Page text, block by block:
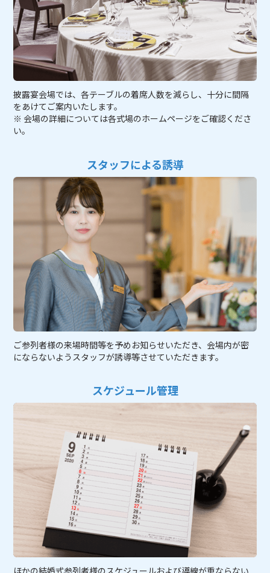
披露宴会場では、各テーブルの着席人数を減らし、十分に間隔
をあけてご案内いたします。
※ 会場の詳細については各式場のホームページをご確認くださ
い。
スタッフによる誘導
ご参列者様の来場時間等を予めお知らせいただき、会場内が密
にならないようスタッフが誘導等させていただきます。
スケジュール管理
ほかの結婚式参列者様のスケジュールおよび導線が重ならない